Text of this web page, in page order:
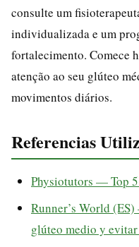
consulte um
individualizada e um
fortalecimento. Comece
atenção ao seu glúteo
movimentos diários.
Referencias
Physiotutors — Top
Runner’s World
glúteo medio y